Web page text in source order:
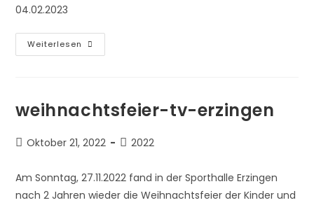
04.02.2023
Weiterlesen Vorankuendigung-
Jahresauffuehrung-
weihnachtsfeier-tv-erzingen
Beitrag
Oktober 21, 2022
Beitrags-
2022
Am Sonntag, 27.11.2022 fand in der Sporthalle Erzingen
nach 2 Jahren wieder die Weihnachtsfeier der Kinder und